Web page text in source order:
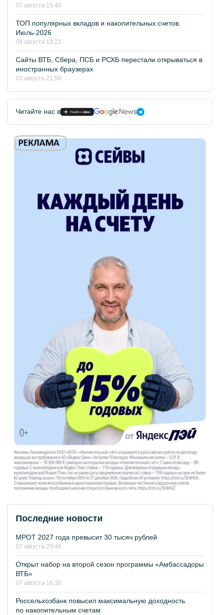
07 августа 15:40
ТОП популярных вкладов и накопительных счетов.
Июль-2026
04 августа 19:22
Сайты ВТБ, Сбера, ПСБ и РСХБ перестали открываться в
иностранных браузерах
03 августа 21:56
Читайте нас в
Последние новости
МРОТ 2027 года превысит 30 тысяч рублей
07 августа 20:46
Открыт набор на второй сезон программы «Амбассадоры
ВТБ»
07 августа 16:30
Россельхозбанк повысил максимальную доходность
по накопительным счетам